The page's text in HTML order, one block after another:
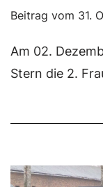
Beitrag vom 31.
Am 02.
Stern die 2.